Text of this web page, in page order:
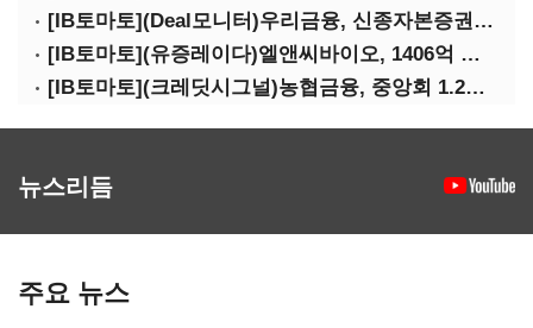
[IB토마토](Deal모니터)우리금융, 신종자본증권 발행했지만 차환금리 '부담'
[IB토마토](유증레이다)엘앤씨바이오, 1406억 유증…최대주주는 절반만 청약
[IB토마토](크레딧시그널)농협금융, 중앙회 1.2조 지원받아 생산적금융 확대
뉴스리듬
주요 뉴스